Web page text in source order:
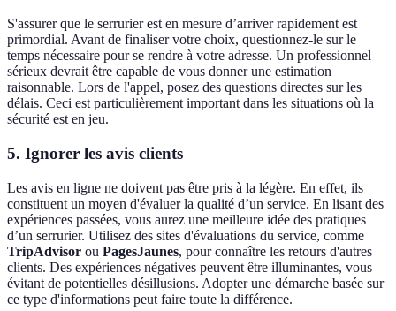
S'assurer que le serrurier est en mesure d’arriver rapidement est
primordial. Avant de finaliser votre choix, questionnez-le sur le
temps nécessaire pour se rendre à votre adresse. Un professionnel
sérieux devrait être capable de vous donner une estimation
raisonnable. Lors de l'appel, posez des questions directes sur les
délais. Ceci est particulièrement important dans les situations où la
sécurité est en jeu.
5. Ignorer les avis clients
Les avis en ligne ne doivent pas être pris à la légère. En effet, ils
constituent un moyen d'évaluer la qualité d’un service. En lisant des
expériences passées, vous aurez une meilleure idée des pratiques
d’un serrurier. Utilisez des sites d'évaluations du service, comme
TripAdvisor ou PagesJaunes, pour connaître les retours d'autres
clients. Des expériences négatives peuvent être illuminantes, vous
évitant de potentielles désillusions. Adopter une démarche basée sur
ce type d'informations peut faire toute la différence.